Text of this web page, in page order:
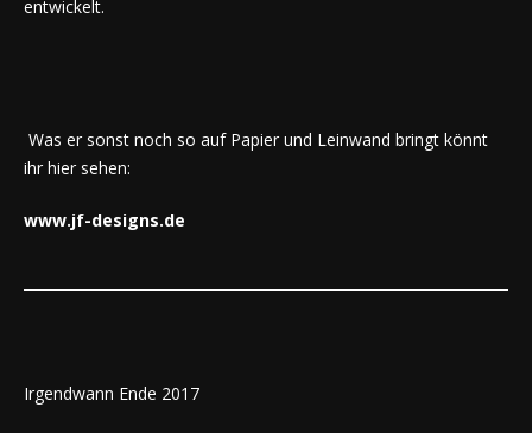
entwickelt.
Was er sonst noch so auf Papier und Leinwand bringt könnt
ihr hier sehen:
www.jf-designs.de
Irgendwann Ende 2017